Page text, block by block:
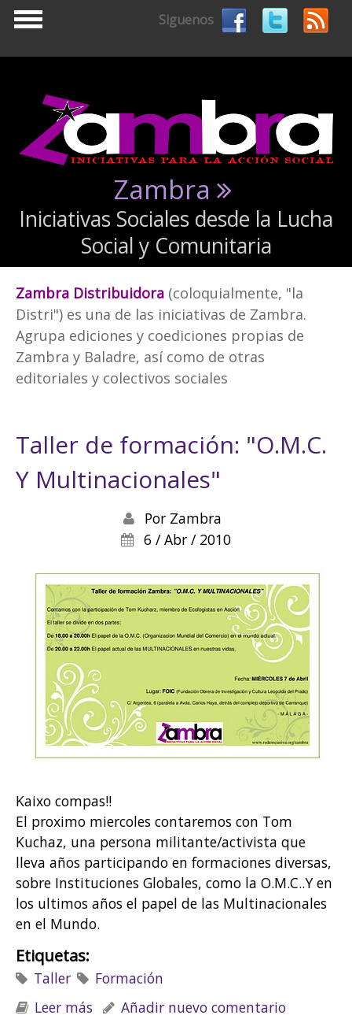
Pasar al contenido principalSiguenos
Zambra
Iniciativas Sociales desde la Lucha
Social y Comunitaria
Zambra Distribuidora (coloquialmente, "la
Distri") es una de las iniciativas de Zambra.
Agrupa ediciones y coediciones propias de
Zambra y Baladre, así como de otras
editoriales y colectivos sociales
Taller de formación: "O.M.C.
Y Multinacionales"
Por Zambra
6 / Abr / 2010
Kaixo compas!!
El proximo miercoles contaremos con Tom
Kuchaz, una persona militante/activista que
lleva años participando en formaciones diversas,
sobre Instituciones Globales, como la O.M.C..Y en
los ultimos años el papel de las Multinacionales
en el Mundo.
Etiquetas:
Taller
Formación
Leer más sobre Taller de formación: "O.M.C. Y
Añadir nuevo comentario